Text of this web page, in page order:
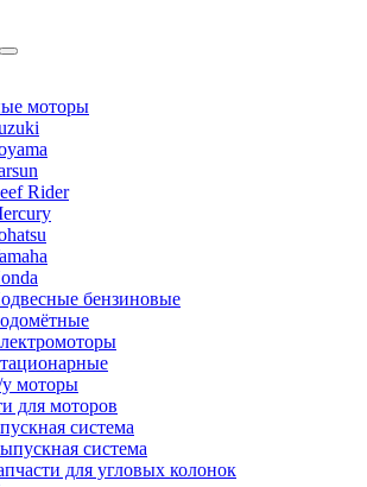
моторы
Rider
бензиновые
моторы
для моторов
система
система
для угловых колонок